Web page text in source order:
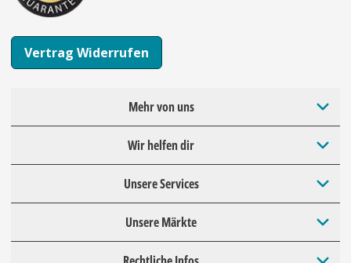
Vertrag Widerrufen
Mehr von uns
Wir helfen dir
Unsere Services
Unsere Märkte